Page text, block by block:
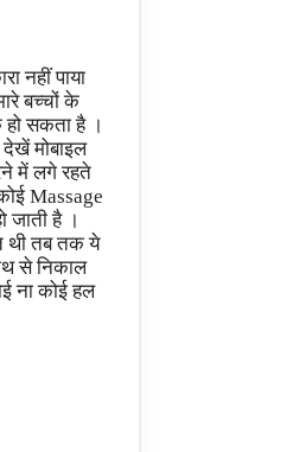
नहीं पाया
बच्चों के
हो सकता है ।
देखें मोबाइल
में लगे रहते
Massage
जाती है ।
थी तब तक ये
से निकाल
ना कोई हल